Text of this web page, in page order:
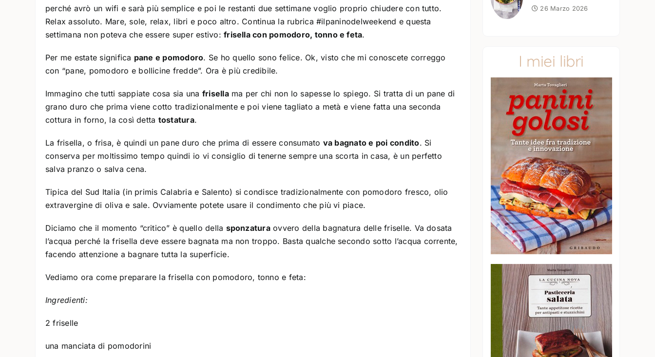
perché avrò un wifi e sarà più semplice e poi le restanti due settimane voglio proprio chiudere con tutto.
Relax assoluto. Mare, sole, relax, libri e poco altro. Continua la rubrica #ilpaninodelweekend e questa
settimana non poteva che essere super estivo:frisella con pomodoro, tonno e feta.
Per me estate significa pane e pomodoro. Se ho quello sono felice. Ok, visto che mi conoscete correggo
con “pane, pomodoro e bollicine fredde”. Ora è più credibile.
Immagino che tutti sappiate cosa sia una frisellama per chi non lo sapesse lo spiego. Si tratta di un pane di
grano duro che prima viene cotto tradizionalmente e poi viene tagliato a metà e viene fatta una seconda
cottura in forno, la così detta tostatura.
La frisella, o frisa, è quindi un pane duro che prima di essere consumato va bagnato e poi condito. Si
conserva per moltissimo tempo quindi io vi consiglio di tenerne sempre una scorta in casa, è un perfetto
salva pranzo o salva cena.
Tipica del Sud Italia (in primis Calabria e Salento) si condisce tradizionalmente con pomodoro fresco, olio
extravergine di oliva e sale. Ovviamente potete usare il condimento che più vi piace.
Diciamo che il momento “critico” è quello della sponzaturaovvero della bagnatura delle friselle. Va dosata
l’acqua perché la frisella deve essere bagnata ma non troppo. Basta qualche secondo sotto l’acqua corrente,
facendo attenzione a bagnare tutta la superficie.
Vediamo ora come preparare la frisella con pomodoro, tonno e feta:
Ingredienti:
2 friselle
una manciata di pomodorini
26 Marzo 2026
I miei libri